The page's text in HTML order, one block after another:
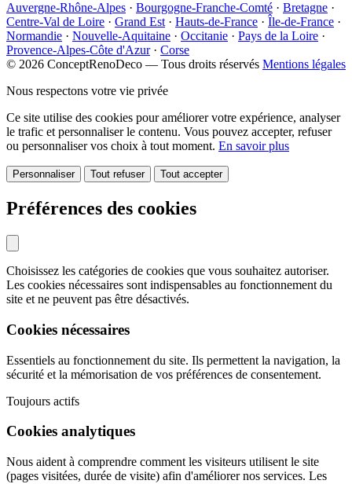
Auvergne-Rhône-Alpes · Bourgogne-Franche-Comté · Bretagne ·
Centre-Val de Loire · Grand Est · Hauts-de-France · Île-de-France ·
Normandie · Nouvelle-Aquitaine · Occitanie · Pays de la Loire ·
Provence-Alpes-Côte d'Azur · Corse
© 2026 ConceptRenoDeco — Tous droits réservés Mentions légales
Nous respectons votre vie privée
Ce site utilise des cookies pour améliorer votre expérience, analyser
le trafic et personnaliser le contenu. Vous pouvez accepter, refuser
ou personnaliser vos choix à tout moment. En savoir plus
Personnaliser Tout refuser Tout accepter
Préférences des cookies
Choisissez les catégories de cookies que vous souhaitez autoriser.
Les cookies nécessaires sont indispensables au fonctionnement du
site et ne peuvent pas être désactivés.
Cookies nécessaires
Essentiels au fonctionnement du site. Ils permettent la navigation, la
sécurité et la mémorisation de vos préférences de consentement.
Toujours actifs
Cookies analytiques
Nous aident à comprendre comment les visiteurs utilisent le site
(pages visitées, durée de visite) afin d'améliorer nos services. Les